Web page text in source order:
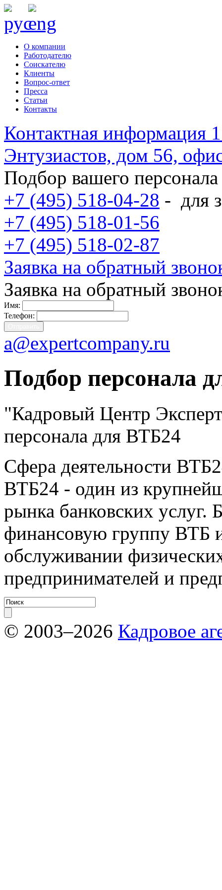
О компании
Работодателю
Соискателю
Клиенты
Вопрос-ответ
Пресса
Статьи
Контакты
Контактная информация
Энтузиастов, дом 56,
Подбор вашего персонала
+7 (495) 518-04-28 - для
+7 (495) 518-01-56
+7 (495) 518-02-87
Заявка на обратный
Заявка на обратный
Имя:
Телефон:
a@expertcompany.ru
Подбор персонала
"Кадровый Центр
персонала для ВТБ24
Сфера деятельности
ВТБ24 - один из
рынка банковских
финансовую группу ВТБ
обслуживании
предпринимателей и
© 2003–2026 Кадровое